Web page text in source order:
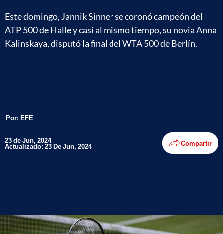
Este domingo, Jannik Sinner se coronó campeón del
ATP 500 de Halle y casi al mismo tiempo, su novia Anna
Kalinskaya, disputó la final del WTA 500 de Berlín.
Por: EFE
23 de Jun, 2024
Actualizado: 23 De Jun, 2024 Compartir